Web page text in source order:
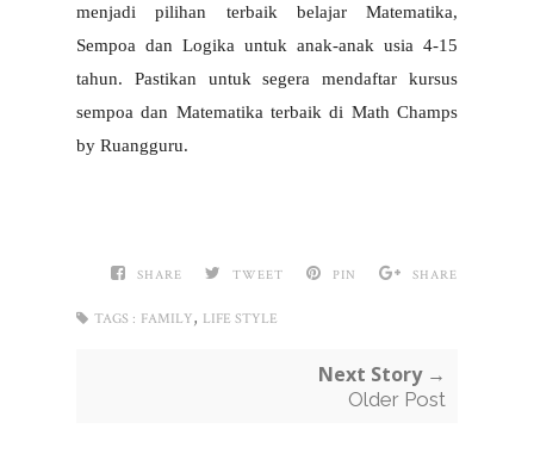
menjadi pilihan terbaik belajar Matematika,
Sempoa dan Logika untuk anak-anak usia 4-15
tahun. Pastikan untuk segera mendaftar kursus
sempoa dan Matematika terbaik di Math Champs
by Ruangguru.
SHARE TWEET PIN SHARE
TAGS : FAMILY, LIFE STYLE
Next Story →
Older Post